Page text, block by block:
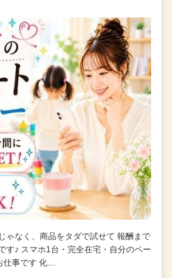
ゃなく、商品をタダで試せて 報酬まで
す♪ スマホ1台・完全在宅・自分のペー
事です 化…